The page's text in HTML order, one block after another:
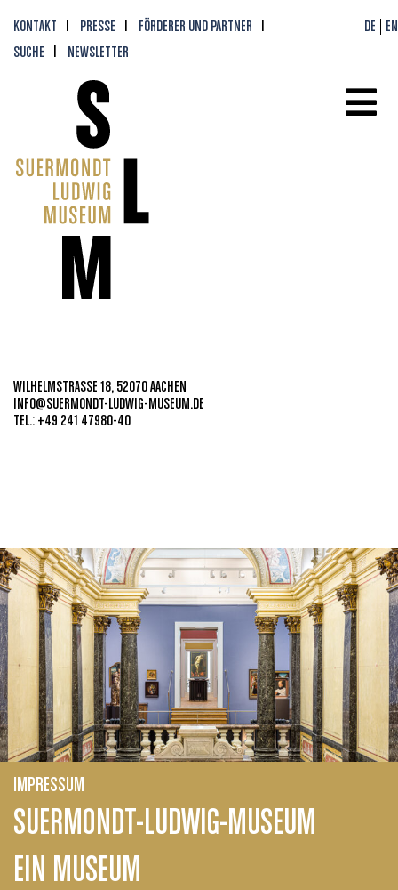
KONTAKT PRESSE
FÖRDERER UND PARTNER
SUCHE
NEWSLETTER
DE EN
WILHELMSTRASSE 18, 52070 AACHEN
INFO@SUERMONDT-LUDWIG-MUSEUM.DE
TEL.: +49 241 47980-40
IMPRESSUM
SUERMONDT-LUDWIG-MUSEUM
EIN MUSEUM